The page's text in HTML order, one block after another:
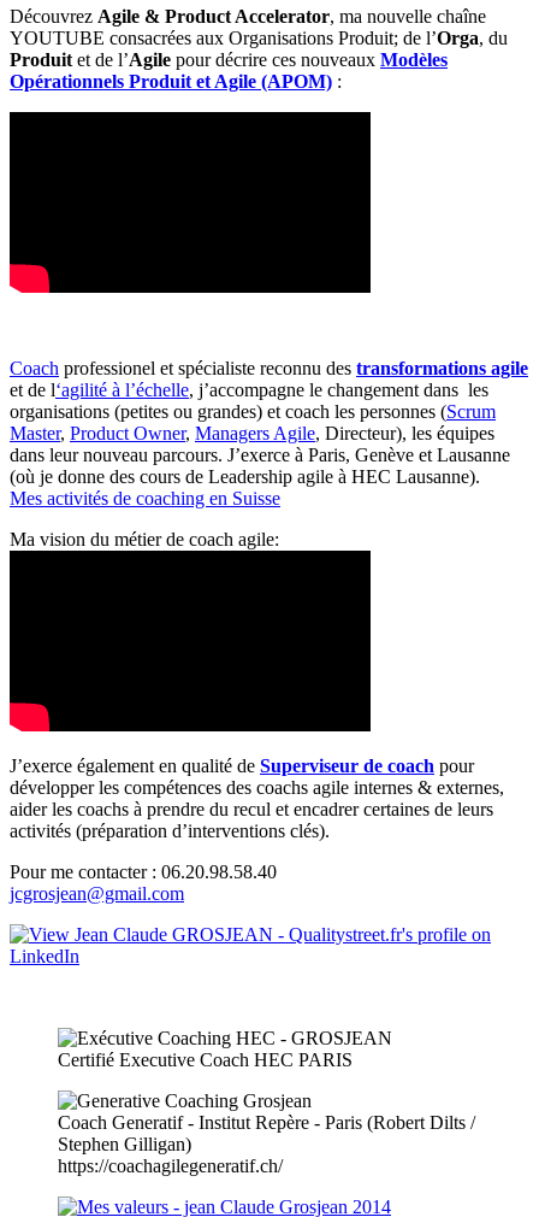
Découvrez Agile & Product Accelerator, ma nouvelle chaîne
YOUTUBE consacrées aux Organisations Produit; de l’Orga, du
Produit et de l’Agile pour décrire ces nouveaux Modèles
Opérationnels Produit et Agile (APOM) :
Coach professionel et spécialiste reconnu des transformations agile
et de l‘agilité à l’échelle, j’accompagne le changement dans les
organisations (petites ou grandes) et coach les personnes (Scrum
Master, Product Owner, Managers Agile, Directeur), les équipes
dans leur nouveau parcours. J’exerce à Paris, Genève et Lausanne
(où je donne des cours de Leadership agile à HEC Lausanne).
Mes activités de coaching en Suisse
Ma vision du métier de coach agile:
J’exerce également en qualité de Superviseur de coach pour
développer les compétences des coachs agile internes & externes,
aider les coachs à prendre du recul et encadrer certaines de leurs
activités (préparation d’interventions clés).
Pour me contacter : 06.20.98.58.40
jcgrosjean@gmail.com
Certifié Executive Coach HEC PARIS
Coach Generatif - Institut Repère - Paris (Robert Dilts /
Stephen Gilligan)
https://coachagilegeneratif.ch/